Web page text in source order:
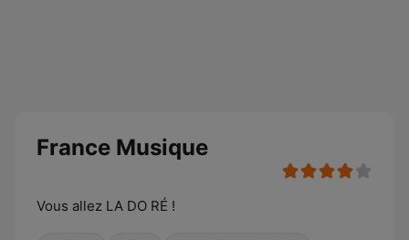
France Musique
Vous allez LA DO RÉ !